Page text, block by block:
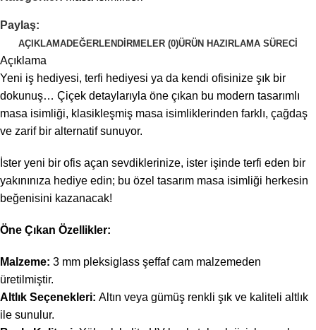
Paylaş:
AÇIKLAMADEĞERLENDIRMELER (0)ÜRÜN HAZIRLAMA SÜRECI
Açıklama
Yeni iş hediyesi, terfi hediyesi ya da kendi ofisinize şık bir
dokunuş… Çiçek detaylarıyla öne çıkan bu modern tasarımlı
masa isimliği, klasikleşmiş masa isimliklerinden farklı, çağdaş
ve zarif bir alternatif sunuyor.
İster yeni bir ofis açan sevdiklerinize, ister işinde terfi eden bir
yakınınıza hediye edin; bu özel tasarım masa isimliği herkesin
beğenisini kazanacak!
Öne Çıkan Özellikler:
Malzeme: 3 mm pleksiglass şeffaf cam malzemeden
üretilmiştir.
Altlık Seçenekleri: Altın veya gümüş renkli şık ve kaliteli altlık
ile sunulur.